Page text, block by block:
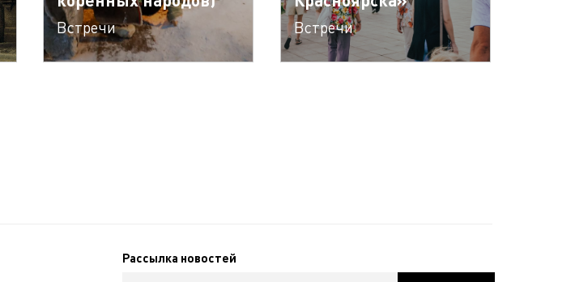
Встречи Встречи
Рассылка новостей